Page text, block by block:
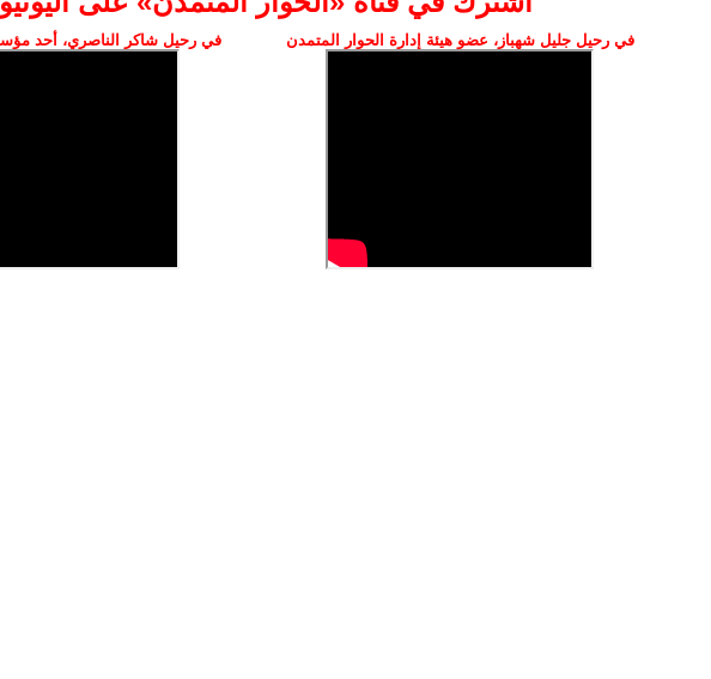
في رحيل جليل شهباز، عضو هيئة إدارة الحوار المتمدن في رحيل شاكر الناصري، أحد